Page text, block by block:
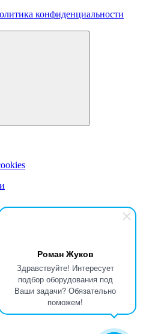
Роман Жуков
Здравствуйте! Интересует
подбор оборудования под
Ваши задачи? Обязательно
поможем!
конфиденциальности